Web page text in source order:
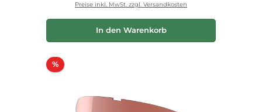
Preise inkl. MwSt. zzgl. Versandkosten
In den Warenkorb
%Rabatt